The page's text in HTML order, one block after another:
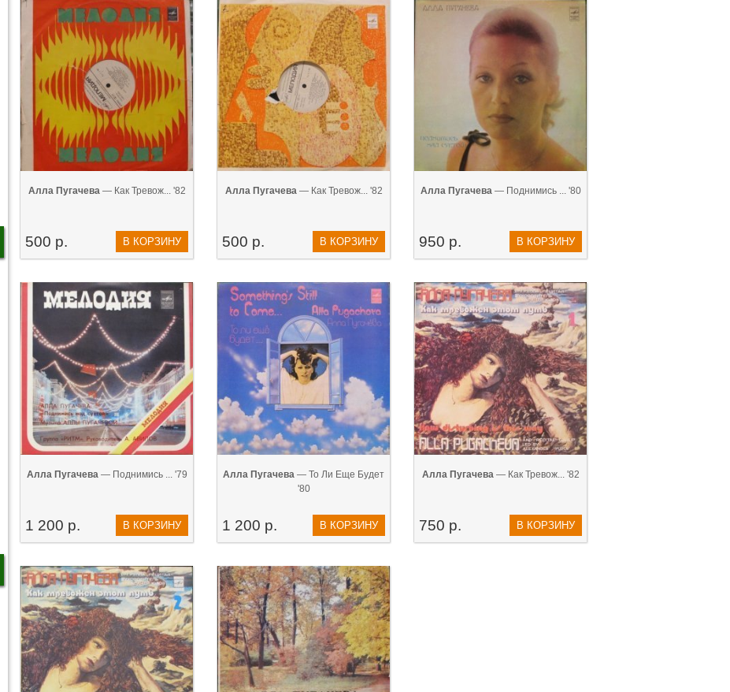
Алла Пугачева— Как Тревож... '82
500 р. В КОРЗИНУ
Алла Пугачева— Как Тревож... '82
500 р. В КОРЗИНУ
Алла Пугачева— Поднимись ... '80
950 р. В КОРЗИНУ
Алла Пугачева— Поднимись ... '79
1 200 р. В КОРЗИНУ
Алла Пугачева — То Ли Еще Будет
'80
1 200 р. В КОРЗИНУ
Алла Пугачева— Как Тревож... '82
750 р. В КОРЗИНУ